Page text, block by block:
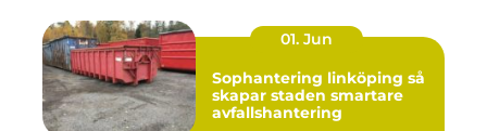
01. Jun
Sophantering linköping så
skapar staden smartare
avfallshantering